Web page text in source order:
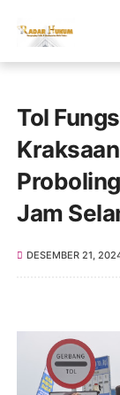
Tol
Jam
DESEMBER 21,